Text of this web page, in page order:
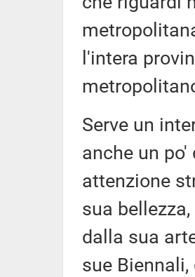
l'intera
Serve un
anche un
attenzione
sua
dalla sua
sue